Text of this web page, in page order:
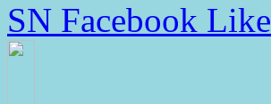
SN Facebook Like